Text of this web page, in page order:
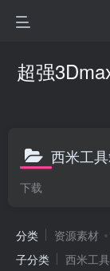
超强
西米工
下载
分类 资源素材
子分类
西米工